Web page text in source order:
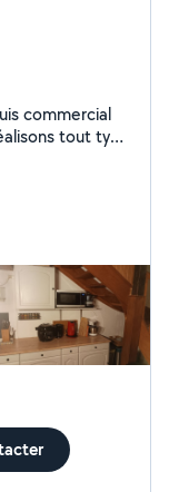
tout type
et le
pour tout
les